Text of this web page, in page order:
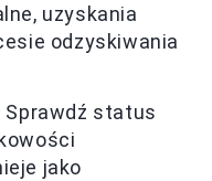
uzyskania
odzyskiwania
Sprawdź status
jako